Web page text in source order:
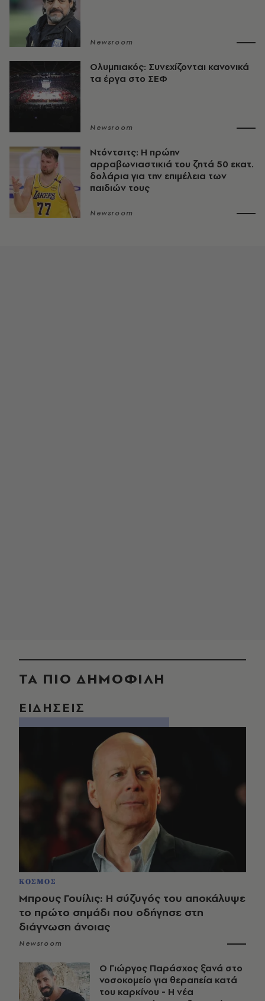
Newsroom
Ολυμπιακός: Συνεχίζονται κανονικά
τα έργα στο ΣΕΦ
Newsroom
Ντόντσιτς: Η πρώην
αρραβωνιαστικιά του ζητά 50 εκατ.
δολάρια για την επιμέλεια των
παιδιών τους
Newsroom
ΤΑ ΠΙΟ ΔΗΜΟΦΙΛΗ
ΕΙΔΗΣΕΙΣ
ΚΟΣΜΟΣ
Μπρους Γουίλις: Η σύζυγός του αποκάλυψε
το πρώτο σημάδι που οδήγησε στη
διάγνωση άνοιας
Newsroom
O Γιώργος Παράσχος ξανά στο
νοσοκομείο για θεραπεία κατά
του καρκίνου - Η νέα